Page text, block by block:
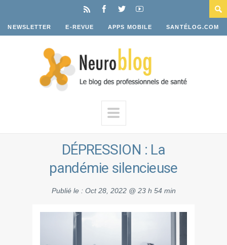
NEWSLETTER E-REVUE APPS MOBILE SANTÉLOG.COM
DÉPRESSION : La
pandémie silencieuse
Publié le : Oct 28, 2022 @ 23 h 54 min